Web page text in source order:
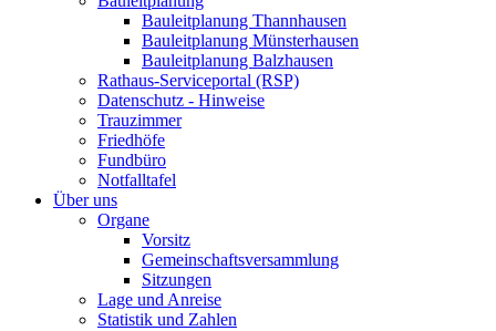
Bauleitplanung Thannhausen
Bauleitplanung Münsterhausen
Bauleitplanung Balzhausen
Rathaus-Serviceportal (RSP)
Datenschutz - Hinweise
Trauzimmer
Friedhöfe
Fundbüro
Notfalltafel
Über uns
Organe
Vorsitz
Gemeinschaftsversammlung
Sitzungen
Lage und Anreise
Statistik und Zahlen